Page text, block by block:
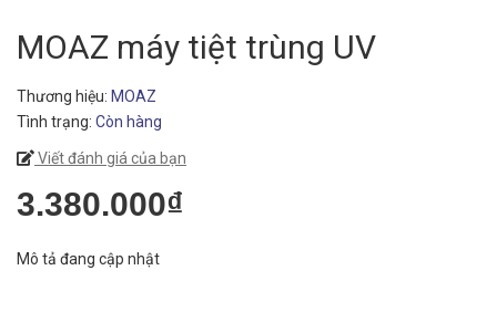
MOAZ máy tiệt trùng UV
Thương hiệu: MOAZ
Tình trạng: Còn hàng
Viết đánh giá của bạn
3.380.000₫
Mô tả đang cập nhật